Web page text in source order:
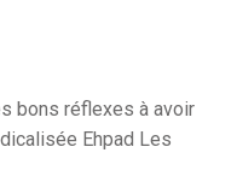
bons réflexes à avoir
Ehpad Les